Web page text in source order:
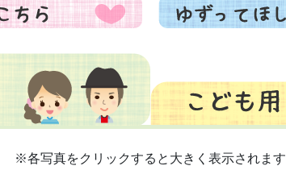
※各写真をクリックすると大きく表示されます